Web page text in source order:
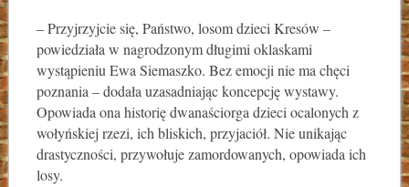
– Przyjrzyjcie się, Państwo, losom dzieci Kresów –
powiedziała w nagrodzonym długimi oklaskami
wystąpieniu Ewa Siemaszko. Bez emocji nie ma chęci
poznania – dodała uzasadniając koncepcję wystawy.
Opowiada ona historię dwanaściorga dzieci ocalonych z
wołyńskiej rzezi, ich bliskich, przyjaciół. Nie unikając
drastyczności, przywołuje zamordowanych, opowiada ich
losy.